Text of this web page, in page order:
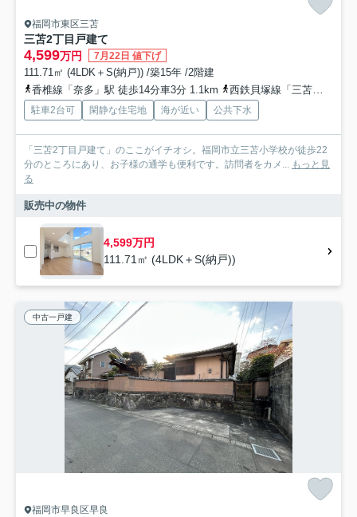
福岡市東区三苫
三苫2丁目戸建て
4,599万円 7月22日 値下げ
111.71㎡ (4LDK＋S(納戸)) /築15年 /2階建
香椎線「奈多」駅 徒歩14分車3分 1.1km
西鉄貝塚線「三苫」駅 徒歩19分車4分 1.5km
駐車2台可 閑静な住宅地 海が近い 公共下水
「三苫2丁目戸建て」のここがイチオシ。福岡市立三苫小学校が徒歩22
分のところにあり、お子様の通学も便利です。訪問者をカメ... もっと見
る
販売中の物件
4,599万円
111.71㎡ (4LDK＋S(納戸))
中古一戸建
福岡市早良区早良